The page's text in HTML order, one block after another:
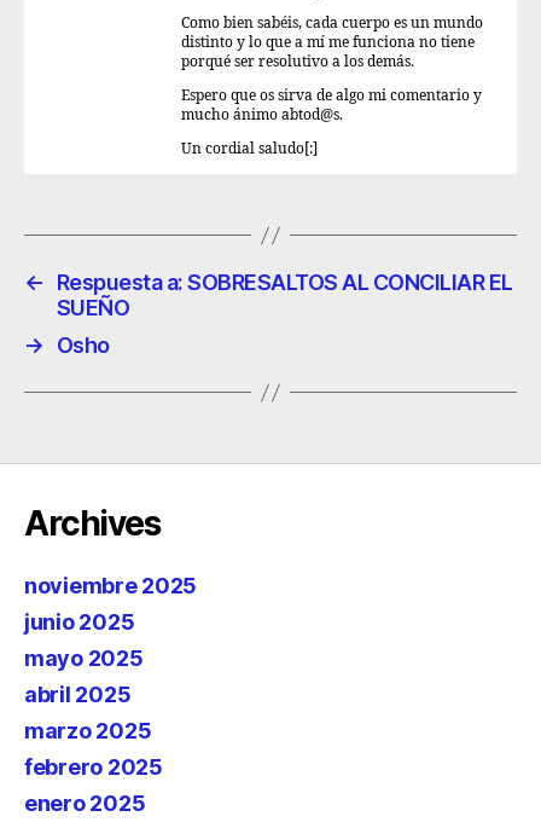
Como bien sabéis, cada cuerpo es un mundo
distinto y lo que a mí me funciona no tiene
porqué ser resolutivo a los demás.
Espero que os sirva de algo mi comentario y
mucho ánimo abtod@s.
Un cordial saludo[:]
←
Respuesta a: SOBRESALTOS AL CONCILIAR EL
SUEÑO
→
Osho
Archives
noviembre 2025
junio 2025
mayo 2025
abril 2025
marzo 2025
febrero 2025
enero 2025